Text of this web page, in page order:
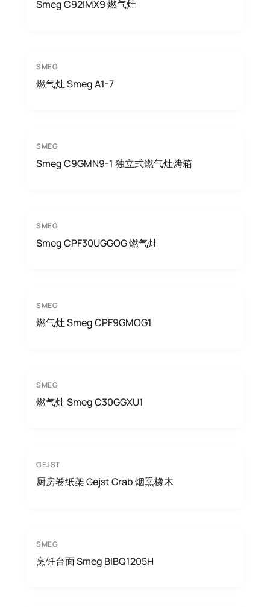
Smeg C92IMX9 燃气灶
SMEG
燃气灶 Smeg A1-7
SMEG
Smeg C9GMN9-1 独立式燃气灶烤箱
SMEG
Smeg CPF30UGGOG 燃气灶
SMEG
燃气灶 Smeg CPF9GMOG1
SMEG
燃气灶 Smeg C30GGXU1
GEJST
厨房卷纸架 Gejst Grab 烟熏橡木
SMEG
烹饪台面 Smeg BIBQ1205H